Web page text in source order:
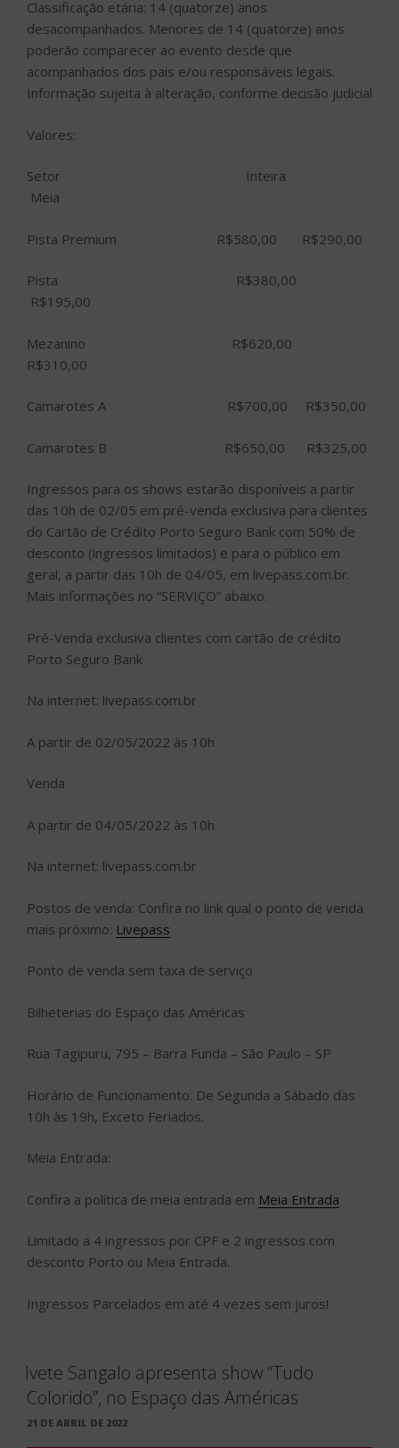
Classificação etária: 14 (quatorze) anos
desacompanhados. Menores de 14 (quatorze) anos
poderão comparecer ao evento desde que
acompanhados dos pais e/ou responsáveis legais.
Informação sujeita à alteração, conforme decisão judicial
Valores:
Setor Inteira
Meia
Pista Premium R$580,00 R$290,00
Pista R$380,00
R$195,00
Mezanino R$620,00
R$310,00
Camarotes A R$700,00 R$350,00
Camarotes B R$650,00 R$325,00
Ingressos para os shows estarão disponíveis a partir
das 10h de 02/05 em pré-venda exclusiva para clientes
do Cartão de Crédito Porto Seguro Bank com 50% de
desconto (ingressos limitados) e para o público em
geral, a partir das 10h de 04/05, em livepass.com.br.
Mais informações no “SERVIÇO” abaixo.
Pré-Venda exclusiva clientes com cartão de crédito
Porto Seguro Bank
Na internet: livepass.com.br
A partir de 02/05/2022 às 10h
Venda
A partir de 04/05/2022 às 10h
Na internet: livepass.com.br
Postos de venda: Confira no link qual o ponto de venda
mais próximo: Livepass
Ponto de venda sem taxa de serviço
Bilheterias do Espaço das Américas
Rua Tagipuru, 795 – Barra Funda – São Paulo – SP
Horário de Funcionamento: De Segunda a Sábado das
10h às 19h, Exceto Feriados.
Meia Entrada:
Confira a política de meia entrada em Meia Entrada
Limitado a 4 ingressos por CPF e 2 ingressos com
desconto Porto ou Meia Entrada.
Ingressos Parcelados em até 4 vezes sem juros!
Ivete Sangalo apresenta show “Tudo
Colorido”, no Espaço das Américas
PUBLICADO
21 DE ABRIL DE 2022